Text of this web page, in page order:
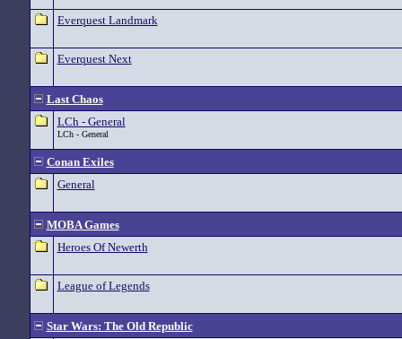
Everquest Landmark
Everquest Next
Last Chaos
LCh - General
LCh - General
Conan Exiles
General
MOBA Games
Heroes Of Newerth
League of Legends
Star Wars: The Old Republic